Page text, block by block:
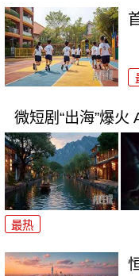
微短剧“出海”爆火
最热